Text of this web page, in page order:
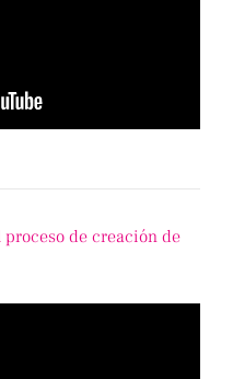
de creación de